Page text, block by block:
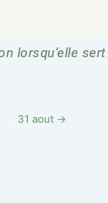
lorsqu’elle
31 aout →